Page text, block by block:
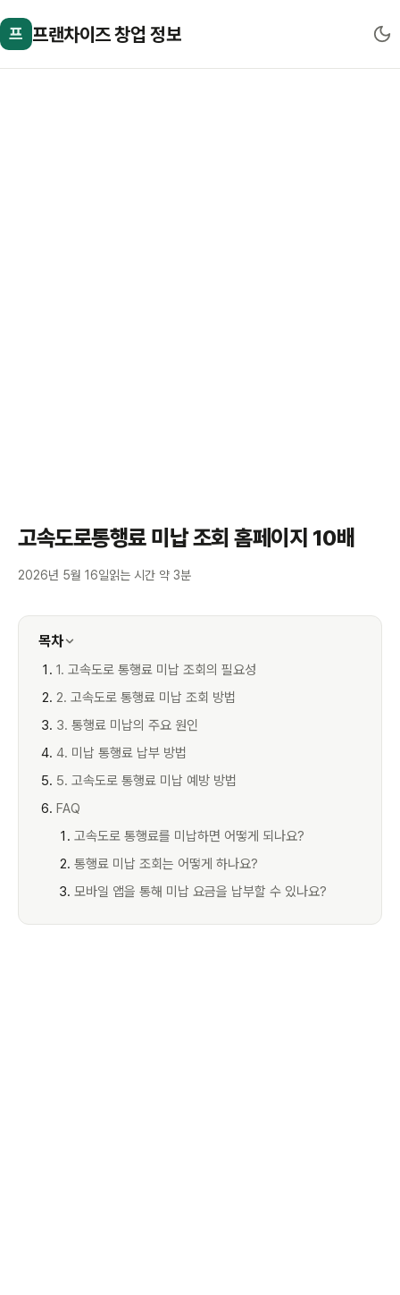
프 프랜차이즈 창업 정보
고속도로통행료 미납 조회 홈페이지 10배
2026년 5월 16일읽는 시간 약 3분
목차
1. 고속도로 통행료 미납 조회의 필요성
2. 고속도로 통행료 미납 조회 방법
3. 통행료 미납의 주요 원인
4. 미납 통행료 납부 방법
5. 고속도로 통행료 미납 예방 방법
FAQ
고속도로 통행료를 미납하면 어떻게 되나요?
통행료 미납 조회는 어떻게 하나요?
모바일 앱을 통해 미납 요금을 납부할 수 있나요?